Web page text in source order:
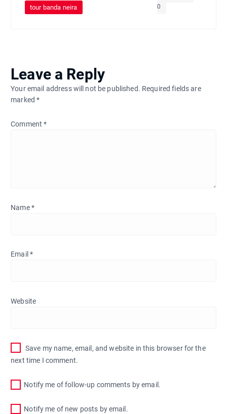
tour banda neira
0
Leave a Reply
Your email address will not be published. Required fields are
marked*
Comment*
Name*
Email *
Website
Save my name, email, and website in this browser for the
next time I comment.
Notify me of follow-up comments by email.
Notify me of new posts by email.